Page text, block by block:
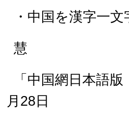
・中国を漢字一
慧
「中国網日本語
月28日